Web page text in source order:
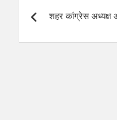
o
A
navigation
शहर कांग्रेस अध्यक्ष